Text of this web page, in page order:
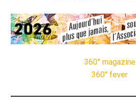
Pôle
Familles
LGBTQ+
Au
service
de
360° magazine
360° fever